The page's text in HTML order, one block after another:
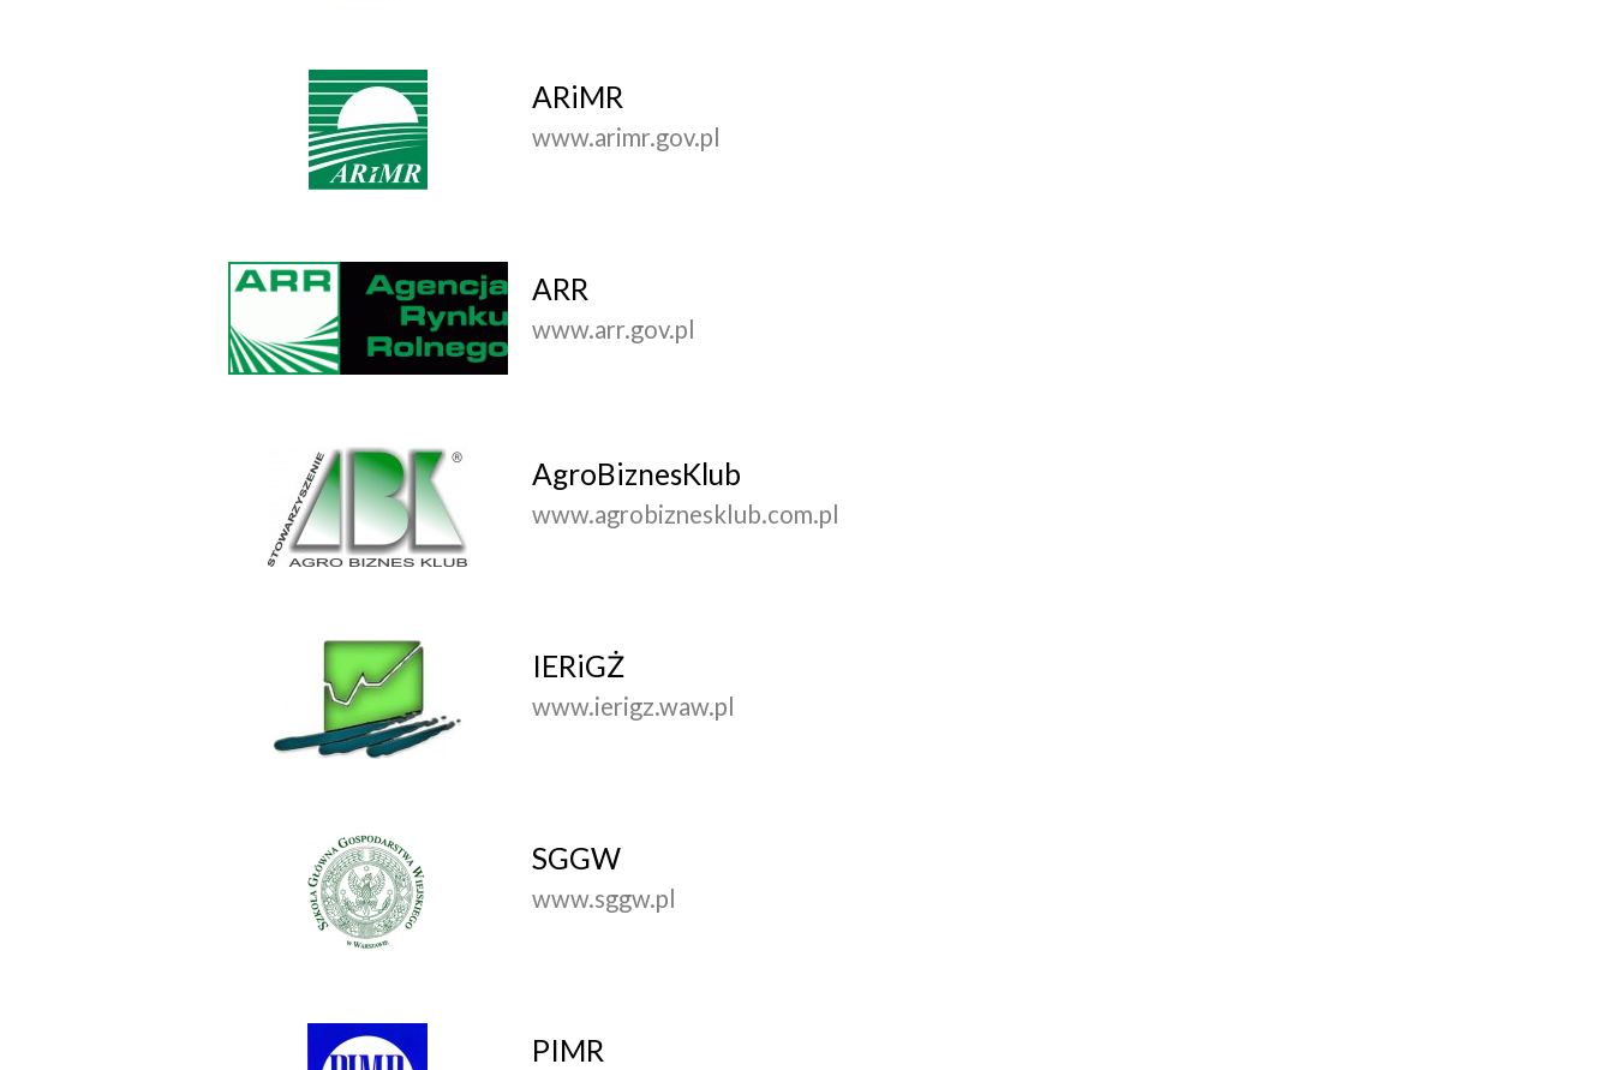
ARiMR
www.arimr.gov.pl
ARR
www.arr.gov.pl
AgroBiznesKlub
www.agrobiznesklub.com.pl
IERiGŻ
www.ierigz.waw.pl
SGGW
www.sggw.pl
PIMR